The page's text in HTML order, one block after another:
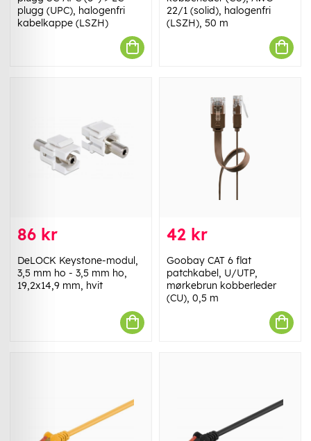
plugg (UPC), halogenfri
kabelkappe (LSZH)
22/1 (solid), halogenfri
(LSZH), 50 m
86 kr
DeLOCK Keystone-modul,
3,5 mm ho - 3,5 mm ho,
19,2x14,9 mm, hvit
42 kr
Goobay CAT 6 flat
patchkabel, U/UTP,
mørkebrun kobberleder
(CU), 0,5 m